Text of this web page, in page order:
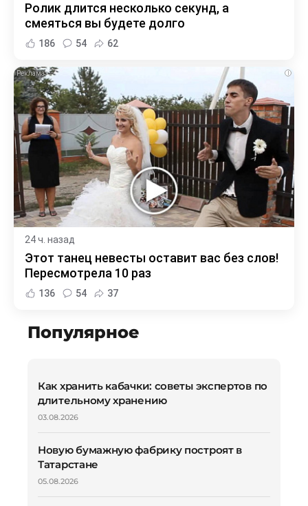
Ролик длится несколько секунд, а
смеяться вы будете долго
186 54 62
i
24 ч. назад
Этот танец невесты оставит вас без слов!
Пересмотрела 10 раз
136 54 37
Популярное
Как хранить кабачки: советы экспертов по
длительному хранению
03.08.2026
Новую бумажную фабрику построят в
Татарстане
05.08.2026